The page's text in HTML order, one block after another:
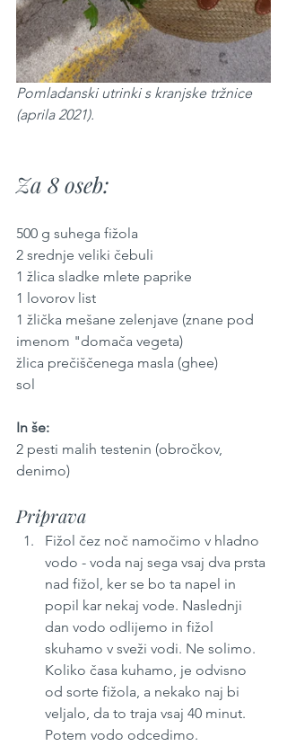
Pomladanski utrinki s kranjske tržnice
(aprila 2021).
Za 8 oseb:
500 g suhega fižola
2 srednje veliki čebuli
1 žlica sladke mlete paprike
1 lovorov list
1 žlička mešane zelenjave (znane pod
imenom "domača vegeta)
žlica prečiščenega masla (ghee)
sol
In še:
2 pesti malih testenin (obročkov,
denimo)
Priprava
Fižol čez noč namočimo v hladno
vodo - voda naj sega vsaj dva prsta
nad fižol, ker se bo ta napel in
popil kar nekaj vode. Naslednji
dan vodo odlijemo in fižol
skuhamo v sveži vodi. Ne solimo.
Koliko časa kuhamo, je odvisno
od sorte fižola, a nekako naj bi
veljalo, da to traja vsaj 40 minut.
Potem vodo odcedimo.